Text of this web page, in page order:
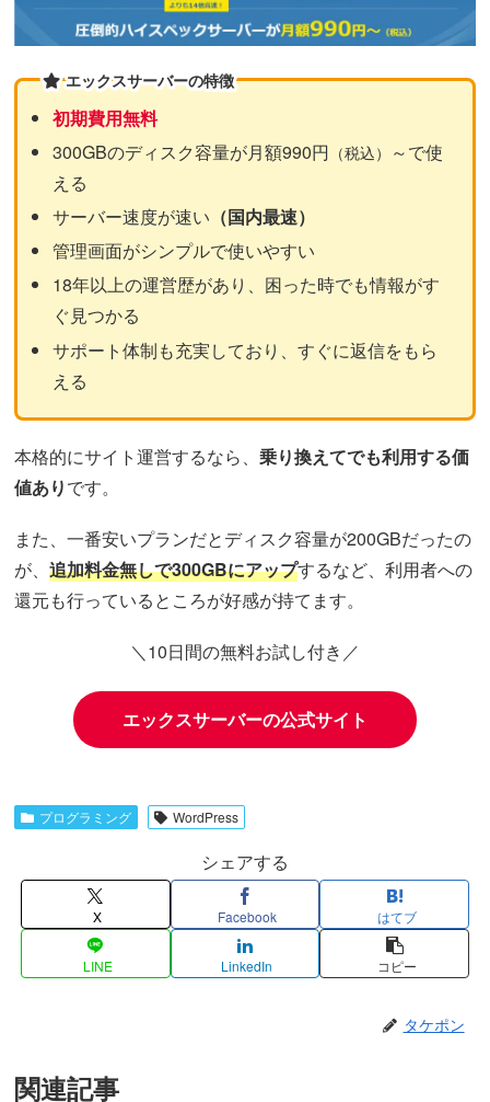
エックスサーバーの特徴
初期費用無料
300GBのディスク容量が月額990円 （税込） ～で使
える
サーバー速度が速い （国内最速）
管理画面がシンプルで使いやすい
18年以上の運営歴があり、困った時でも情報がす
ぐ見つかる
サポート体制も充実しており、すぐに返信をもら
える
本格的にサイト運営するなら、乗り換えてでも利用する価
値ありです。
また、一番安いプランだとディスク容量が200GBだったの
が、追加料金無しで300GBにアップするなど、利用者への
還元も行っているところが好感が持てます。
＼10日間の無料お試し付き／
エックスサーバーの公式サイト
プログラミング WordPress
シェアする
X Facebook はてブ
LINE LinkedIn コピー
タケポン
関連記事